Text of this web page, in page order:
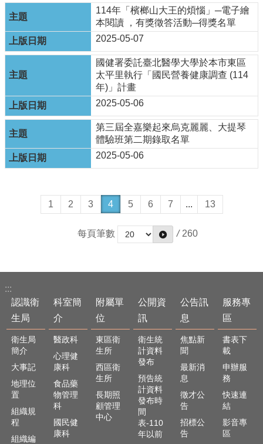
114年「檳榔山大王的煩惱」─電子繪
本閱讀 ，有獎徵答活動─得獎名單
2025-05-07
國健署委託臺北醫學大學於本市東區
太平里執行「國民營養健康調查 (114
年)」計畫
2025-05-06
第三屆全嘉樂起來烏克麗麗、大提琴
體驗班第二期錄取名單
2025-05-06
1 2 3 4 5 6 7 ... 13
每頁筆數 / 260
:::
認識衛
生局
衛生局
簡介
大事記
地理位
置
組織規
程
組織編
科室簡
介
醫政科
心理健
康科
食品藥
物管理
科
國民健
康科
附屬單
位
東區衛
生所
西區衛
生所
長期照
顧管理
中心
公開資
訊
衛生統
計資料
發布
預告統
計資料
發布時
間
表-110
年以前
公告訊
息
焦點新
聞
最新消
息
徵才公
告
招標公
告
服務專
區
書表下
載
申辦服
務
快速連
結
影音專
區